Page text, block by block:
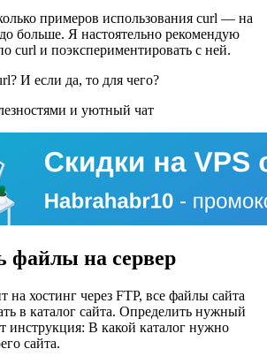
примеров использования curl — на
больше. Я настоятельно рекомендую
curl и поэкспериментировать с ней.
И если да, то для чего?
и уютный чат
файлы на сервер
на хостинг через FTP, все файлы сайта
в каталог сайта. Определить нужный
инструкция: В какой каталог нужно
сайта.